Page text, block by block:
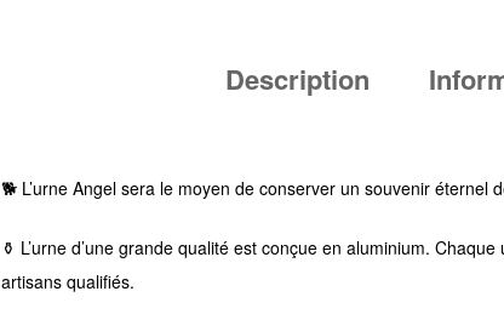
Description
🐕 L’urne Angel sera le moyen de conserver un souvenir éternel
⚱ L’urne d’une grande qualité est conçue en aluminium. Chaque
artisans qualifiés.